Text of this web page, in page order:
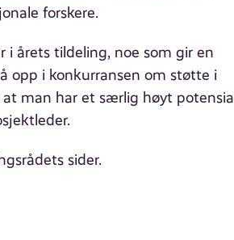
forskere.
i årets tildeling, noe som gir en
opp i konkurransen om støtte i
man har et særlig høyt potensial
sider.